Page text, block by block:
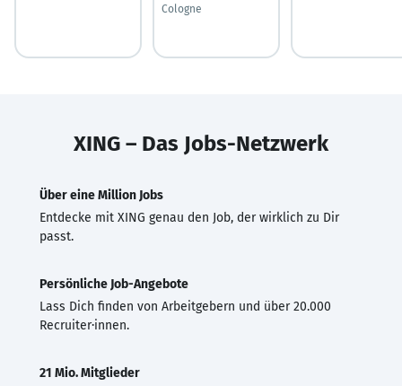
Cologne
XING – Das Jobs-Netzwerk
Über eine Million Jobs
Entdecke mit XING genau den Job, der wirklich zu Dir
passt.
Persönliche Job-Angebote
Lass Dich finden von Arbeitgebern und über 20.000
Recruiter·innen.
21 Mio. Mitglieder